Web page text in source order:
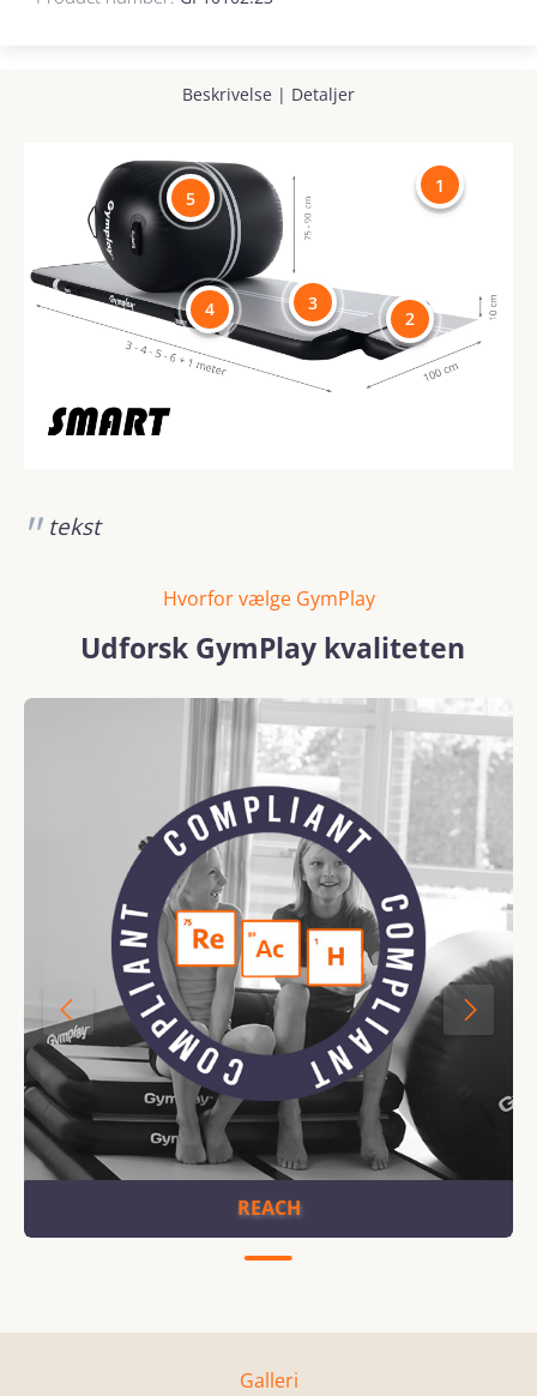
Beskrivelse | Detaljer
1
2
3
4
5
tekst
Hvorfor vælge GymPlay
Udforsk GymPlay kvaliteten
Skip image gallery
REACH
REACH
Galleri